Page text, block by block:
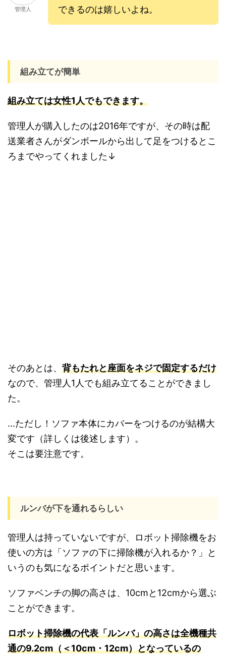
管理人
できるのは嬉しいよね。
組み立てが簡単
組み立ては女性1人でもできます。
管理人が購入したのは2016年ですが、その時は配
送業者さんがダンボールから出して足をつけるとこ
ろまでやってくれました↓
そのあとは、 背もたれと座面をネジで固定するだけ
なので、管理人1人でも組み立てることができまし
た。
…ただし！ソファ本体にカバーをつけるのが結構大
変です（詳しくは後述します）。
そこは要注意です。
ルンバが下を通れるらしい
管理人は持っていないですが、ロボット掃除機をお
使いの方は「ソファの下に掃除機が入れるか？」と
いうのも気になるポイントだと思います。
ソファベンチの脚の高さは、10cmと12cmから選ぶ
ことができます。
ロボット掃除機の代表「ルンバ」の高さは全機種共
通の9.2cm（＜10cm・12cm）となっているの